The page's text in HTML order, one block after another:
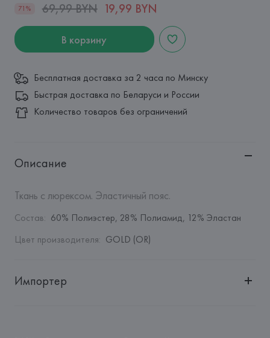
71% 69,99 BYN 19,99 BYN
В корзину
Бесплатная доставка за 2 часа по Минску
Быстрая доставка по Беларуси и России
Количество товаров без ограничений
Описание
Ткань с люрексом. Эластичный пояс.
Состав: 60% Полиэстер, 28% Полиамид, 12% Эластан
Цвет производителя: GOLD (OR)
Импортер